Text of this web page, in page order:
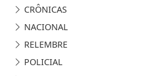
CRÔNICAS
NACIONAL
RELEMBRE
POLICIAL